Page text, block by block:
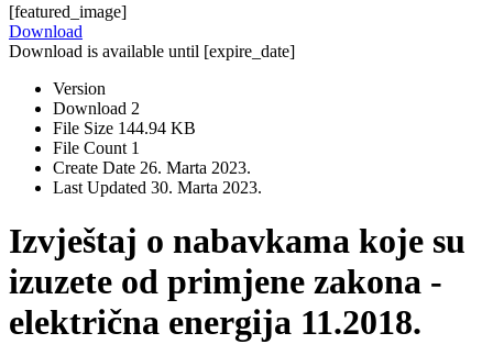
[featured_image]
Download
Download is available until [expire_date]
Version
Download 2
File Size 144.94 KB
File Count 1
Create Date 26. Marta 2023.
Last Updated 30. Marta 2023.
Izvještaj o nabavkama koje su
izuzete od primjene zakona -
električna energija 11.2018.